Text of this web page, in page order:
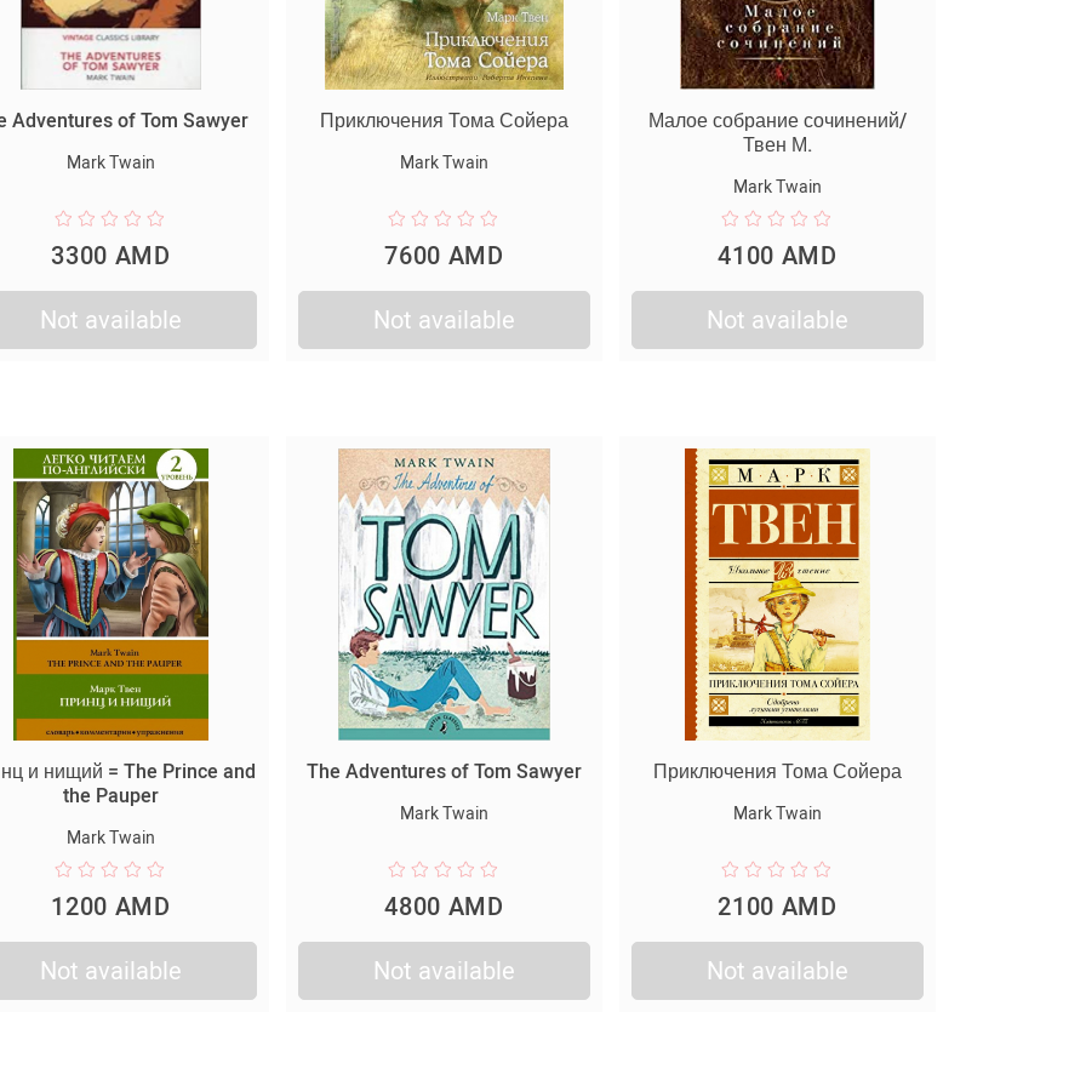
Adventures of Tom Sawyer
Mark Twain
3300 AMD
Not available
Приключения Тома Сойера
Mark Twain
7600 AMD
Not available
Малое собрание сочинений/
Твен М.
Mark Twain
4100 AMD
Not available
и нищий = The Prince and
the Pauper
Mark Twain
1200 AMD
Not available
The Adventures of Tom Sawyer
Mark Twain
4800 AMD
Not available
Приключения Тома Сойера
Mark Twain
2100 AMD
Not available